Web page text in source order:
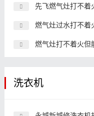
先飞燃气灶打不着
燃气灶过水打不着
燃气灶打不着火但
洗衣机